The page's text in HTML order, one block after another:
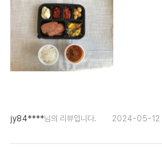
jy84****님의 리뷰입니다. 2024-05-12